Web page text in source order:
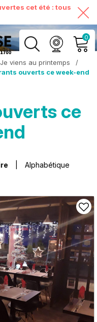
cet été : tous
0
MON COMPTE
Je viens au printemps
/
ouverts ce week-end
ce
Alphabétique